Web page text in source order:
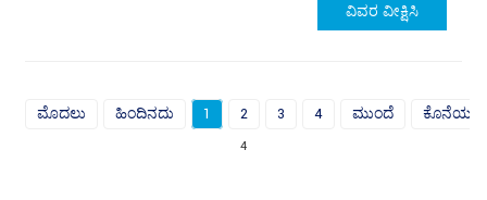
ವಿವರ ವೀಕ್ಷಿಸಿ
ಮೊದಲು ಹಿಂದಿನದು 1 2 3 4 ಮುಂದೆ ಕೊನೆಯದು
4